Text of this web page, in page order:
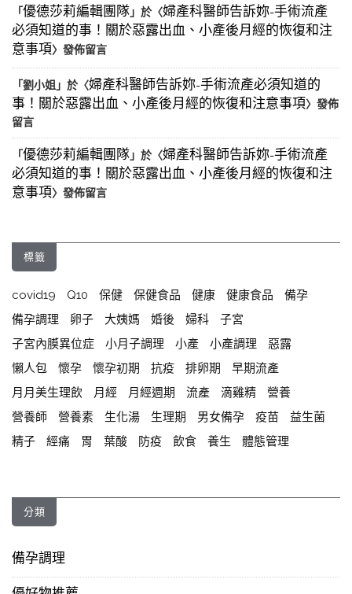
「優德莎莉編輯團隊」於〈婦產科醫師告訴妳-手術流產
必須知道的事！關於惡露出血、小產後月經的恢復和注
意事項〉發佈留言
「劉小姐」於〈婦產科醫師告訴妳-手術流產必須知道的
事！關於惡露出血、小產後月經的恢復和注意事項〉發佈
留言
「優德莎莉編輯團隊」於〈婦產科醫師告訴妳-手術流產
必須知道的事！關於惡露出血、小產後月經的恢復和注
意事項〉發佈留言
標籤
covid19 Q10 保健 保健食品 健康 健康食品
備孕
備孕調理
卵子 大姨媽 婚後 婦科
子宮
子宮內膜異位症
小月子調理 小產 小產調理
惡露
懶人包
懷孕 懷孕初期 抗疫 排卵期
早期流產
月月美生理飲
月經 月經週期 流產 滴雞精
營養
營養師
營養素 生化湯 生理期 男女備孕 疫苗
益生菌
精子
經痛 胃 葉酸 防疫 飲食 養生 體態管理
分類
備孕調理